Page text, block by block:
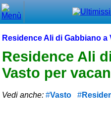
Residence Ali di Gabbiano a
Residence Ali
Vasto per
Vedi anche: Vasto
Menù principale
⌂ Home
🕐 Last Minute
🕐 First Minute